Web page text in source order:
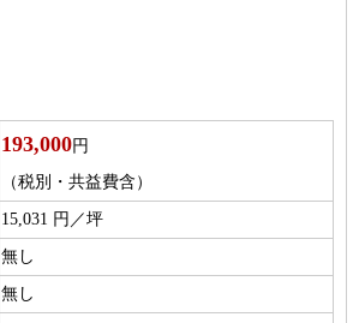
193,000円
（税別・共益費含）
15,031 円／坪
無し
無し